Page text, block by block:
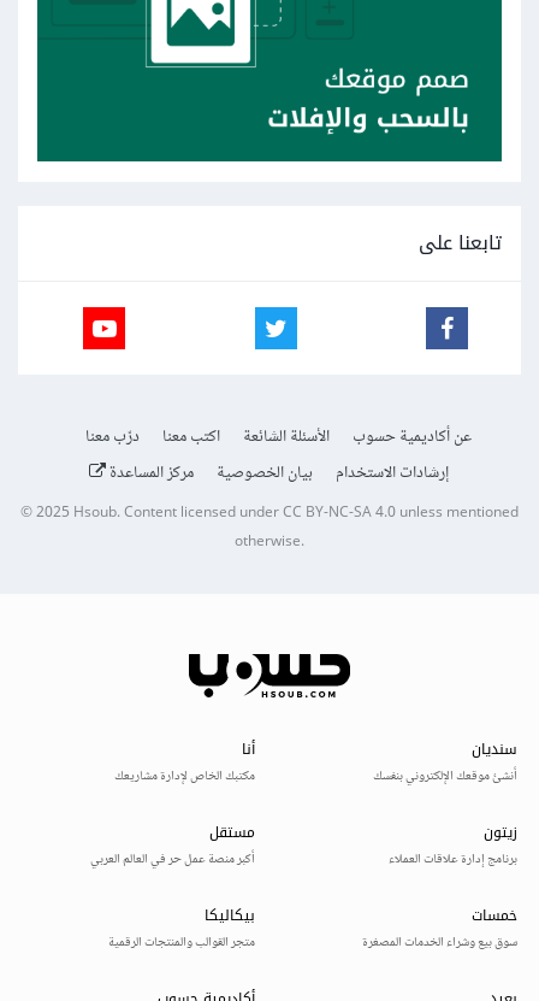
تابعنا على
عن أكاديمية حسوب الأسئلة الشائعة اكتب معنا
درّب معنا
إرشادات الاستخدام
بيان الخصوصية مركز المساعدة
© 2025Hsoub.Content licensed underCC BY-NC-SA 4.0unless mentioned
otherwise.